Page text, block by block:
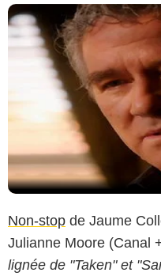
Non-stop de Jaume
Julianne Moore (Canal
lignée de "Taken" et